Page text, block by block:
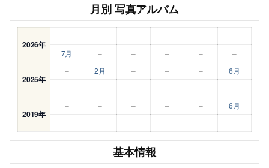
月別 写真アルバム
2026年
– – – – –
–
7月
– – – – –
2025年
– 2月 – – –
6月
–
– – – – –
2019年
– – – – –
6月
–
– – – – –
基本情報